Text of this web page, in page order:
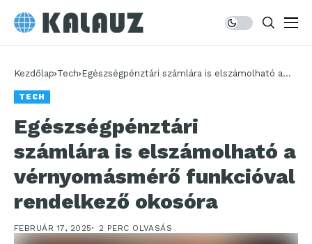
Kezdőlap Tech Egészségpénztári számlára is elszámolható a
TECH
Egészségpénztári
számlára is elszámolható a
vérnyomásmérő funkcióval
rendelkező okosóra
FEBRUÁR 17, 2025 2 PERC OLVASÁS